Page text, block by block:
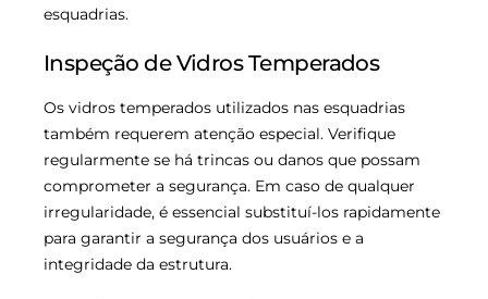
esquadrias.
Inspeção de Vidros Temperados
Os vidros temperados utilizados nas esquadrias
também requerem atenção especial. Verifique
regularmente se há trincas ou danos que possam
comprometer a segurança. Em caso de qualquer
irregularidade, é essencial substituí-los rapidamente
para garantir a segurança dos usuários e a
integridade da estrutura.